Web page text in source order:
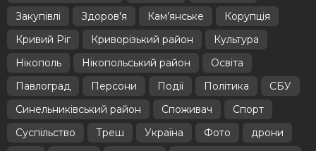
Закупівлі
Здоров'я Кам’янське
Корупція
Кривий Ріг
Криворізький район
Культура
Нікополь
Нікопольський район
Освіта
Павлоград
Персони Події Політика
СБУ
Синельниківський район
Споживач
Спорт
Суспільство
Треш Україна Фото
дрони